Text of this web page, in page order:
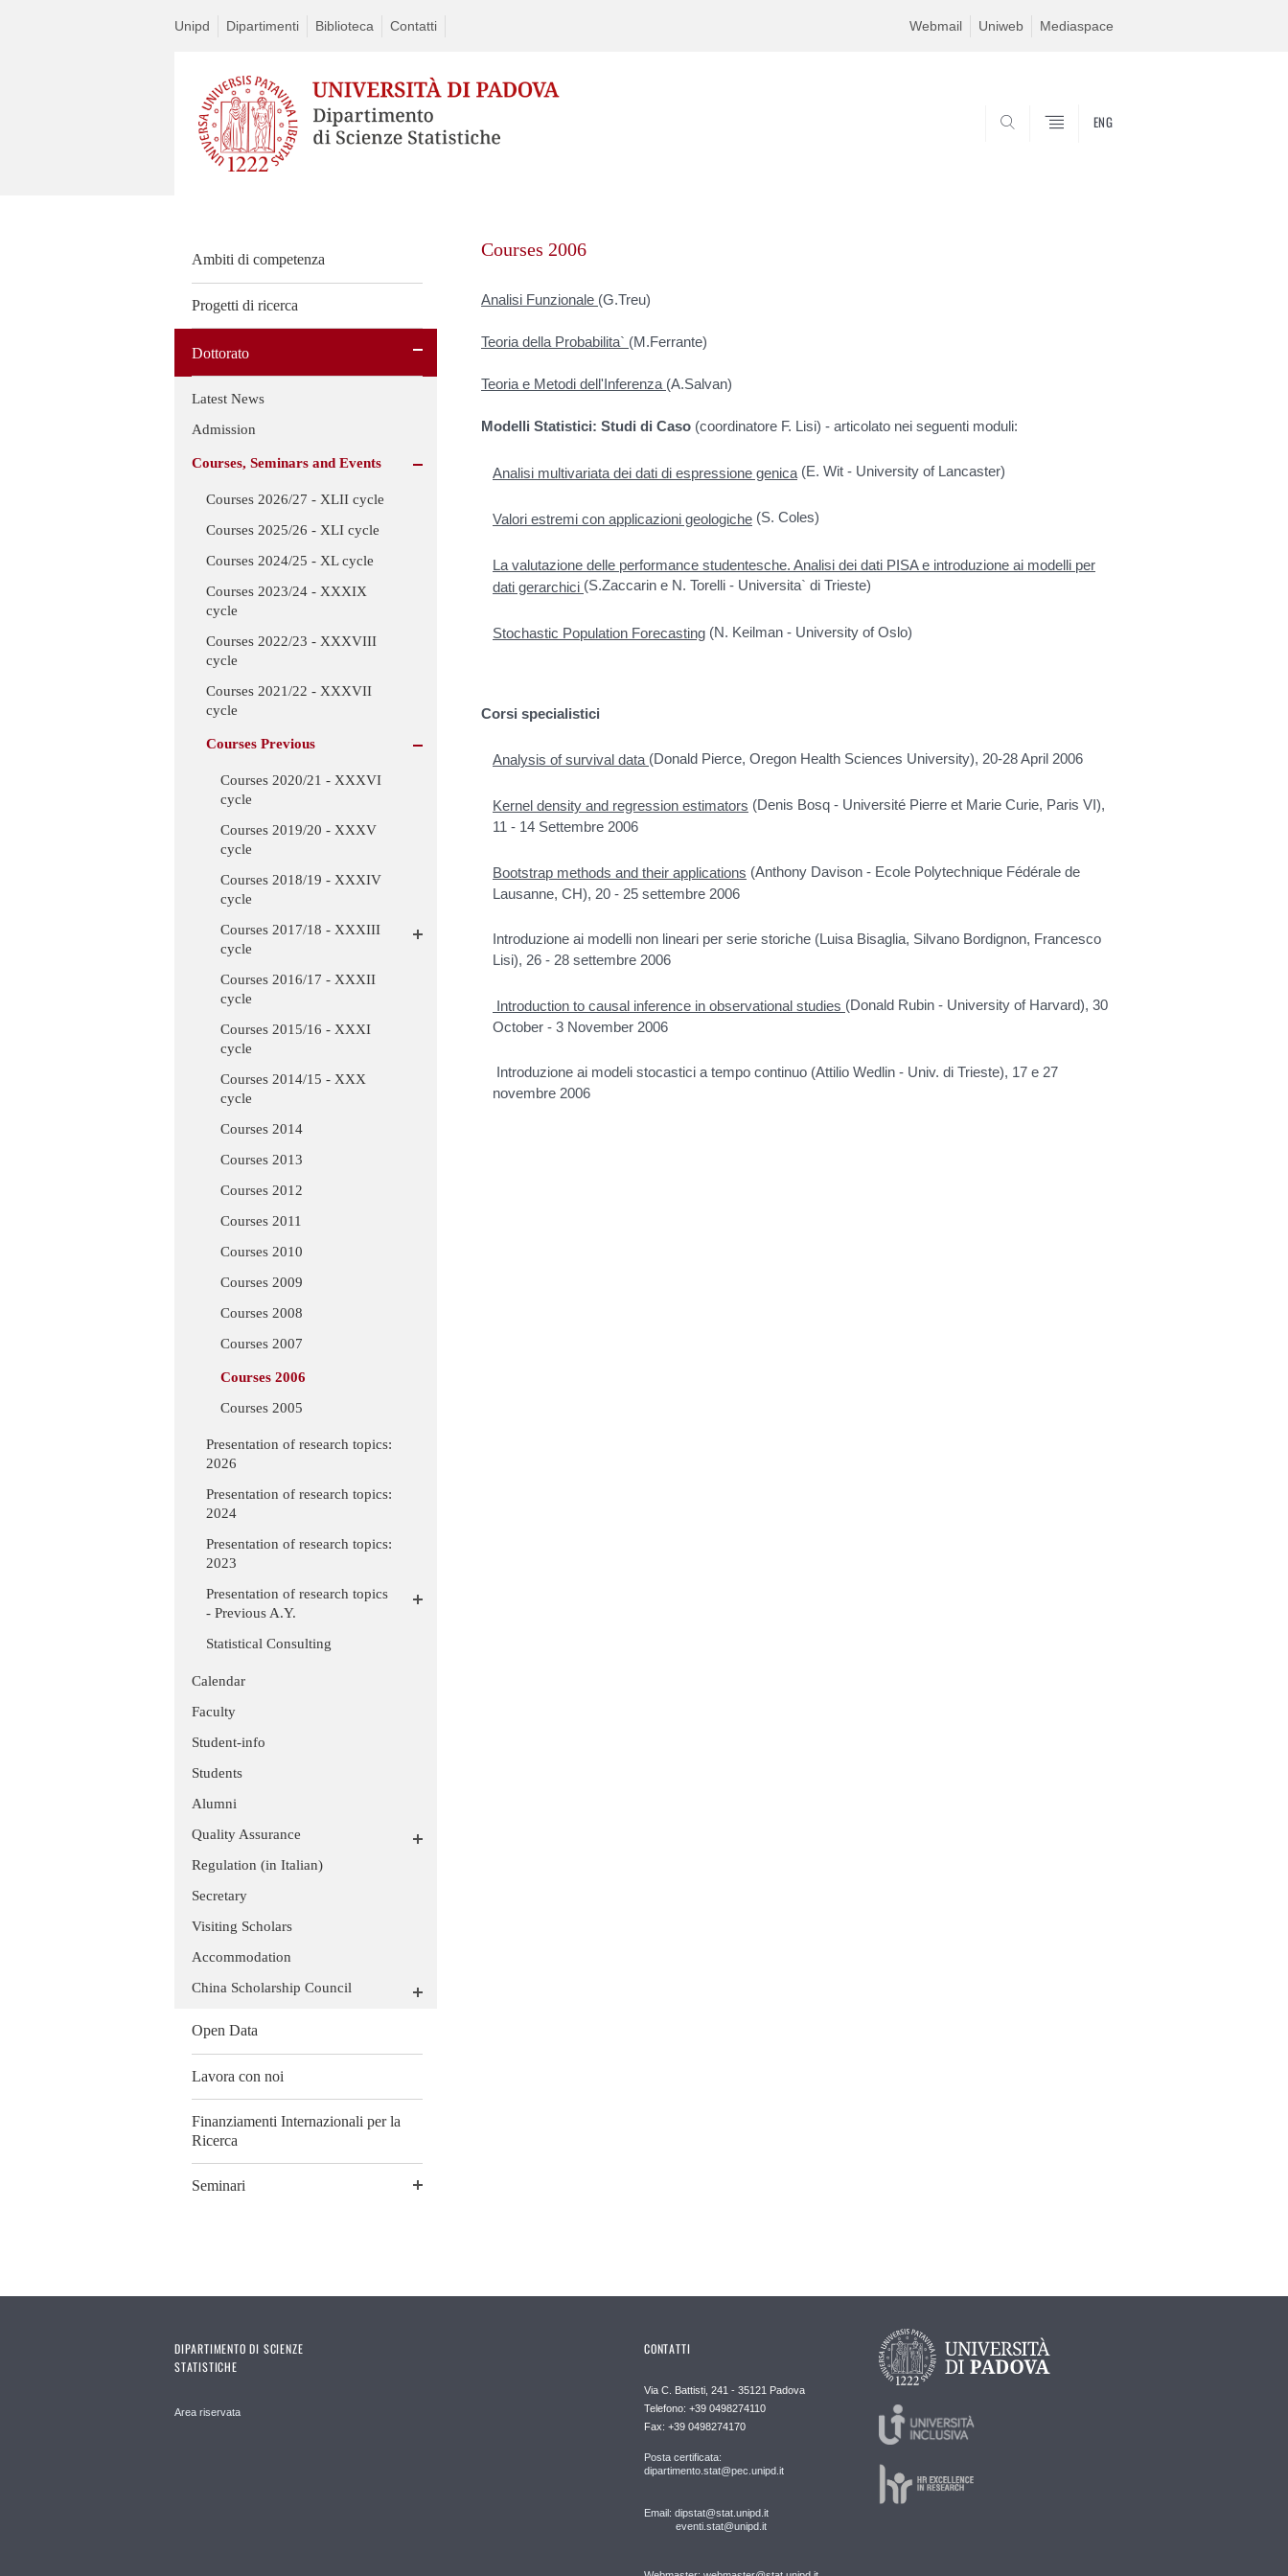
Unipd Dipartimenti Biblioteca Contatti Webmail Uniweb Mediaspace
ENG
Ambiti di competenza
Progetti di ricerca
Dottorato
Latest News
Admission
Courses, Seminars and Events
Courses 2026/27 - XLII cycle
Courses 2025/26 - XLI cycle
Courses 2024/25 - XL cycle
Courses 2023/24 - XXXIX
cycle
Courses 2022/23 - XXXVIII
cycle
Courses 2021/22 - XXXVII
cycle
Courses Previous
Courses 2020/21 - XXXVI
cycle
Courses 2019/20 - XXXV
cycle
Courses 2018/19 - XXXIV
cycle
Courses 2017/18 - XXXIII
cycle
Courses 2016/17 - XXXII
cycle
Courses 2015/16 - XXXI
cycle
Courses 2014/15 - XXX
cycle
Courses 2014
Courses 2013
Courses 2012
Courses 2011
Courses 2010
Courses 2009
Courses 2008
Courses 2007
Courses 2006
Courses 2005
Presentation of research topics:
2026
Presentation of research topics:
2024
Presentation of research topics:
2023
Presentation of research topics
- Previous A.Y.
Statistical Consulting
Calendar
Faculty
Student-info
Students
Alumni
Quality Assurance
Regulation (in Italian)
Secretary
Visiting Scholars
Accommodation
China Scholarship Council
Open Data
Lavora con noi
Finanziamenti Internazionali per la
Ricerca
Seminari
Courses 2006
Analisi Funzionale (G.Treu)
Teoria della Probabilita` (M.Ferrante)
Teoria e Metodi dell'Inferenza (A.Salvan)
Modelli Statistici: Studi di Caso (coordinatore F. Lisi) - articolato nei seguenti moduli:
Analisi multivariata dei dati di espressione genica (E. Wit - University of Lancaster)
Valori estremi con applicazioni geologiche (S. Coles)
La valutazione delle performance studentesche. Analisi dei dati PISA e introduzione ai modelli per
dati gerarchici (S.Zaccarin e N. Torelli - Universita` di Trieste)
Stochastic Population Forecasting (N. Keilman - University of Oslo)
Corsi specialistici
Analysis of survival data (Donald Pierce, Oregon Health Sciences University), 20-28 April 2006
Kernel density and regression estimators (Denis Bosq - Université Pierre et Marie Curie, Paris VI),
11 - 14 Settembre 2006
Bootstrap methods and their applications (Anthony Davison - Ecole Polytechnique Fédérale de
Lausanne, CH), 20 - 25 settembre 2006
Introduzione ai modelli non lineari per serie storiche (Luisa Bisaglia, Silvano Bordignon, Francesco
Lisi), 26 - 28 settembre 2006
Introduction to causal inference in observational studies (Donald Rubin - University of Harvard), 30
October - 3 November 2006
Introduzione ai modeli stocastici a tempo continuo (Attilio Wedlin - Univ. di Trieste), 17 e 27
novembre 2006
DIPARTIMENTO DI SCIENZE
STATISTICHE
Area riservata
CONTATTI
Via C. Battisti, 241 - 35121 Padova
Telefono: +39 0498274110
Fax: +39 0498274170
Posta certificata:
dipartimento.stat@pec.unipd.it
Email: dipstat@stat.unipd.it
eventi.stat@unipd.it